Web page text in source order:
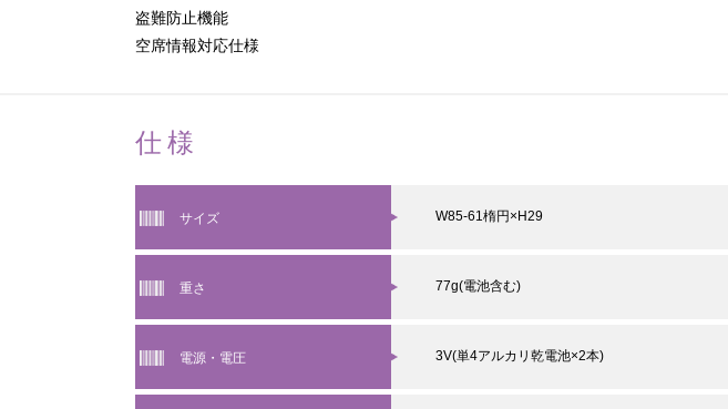
盗難防止機能
空席情報対応仕様
仕様
サイズ W85-61楕円×H29
重さ 77g(電池含む)
電源・電圧 3V(単4アルカリ乾電池×2本)